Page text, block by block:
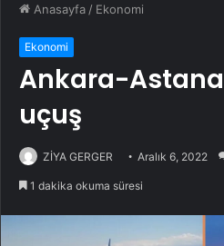
Anasayfa / Ekonomi
Ekonomi
Ankara-
uçuş
ZİYA GERGER Aralık 6, 2022
1 dakika okuma süresi